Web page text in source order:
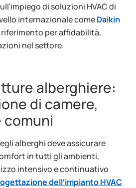
di soluzioni HVAC di
internazionale comeDaikin
per affidabilità,
nel settore.
alberghiere:
di camere,
comuni
alberghi deve assicurare
in tutti gli ambienti,
intensivo e continuativo
dell’impianto HVAC